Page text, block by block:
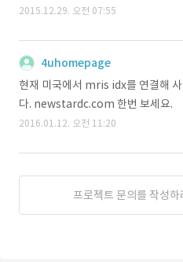
2015.12.29. 오전 07:55
4uhomepage
현재 미국에서 mris idx를 연결해
다. newstardc.com 한번 보세요.
2016.01.12. 오전 11:20
프로젝트 문의를 작성하